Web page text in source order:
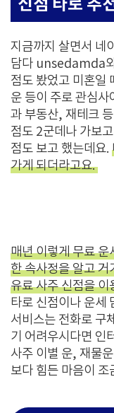
신점 타로 추
지금까지 살면서 네
담다 unsedamda
점도 봤었고 미혼일
운 등이 주로 관심
과 부동산, 재테크
점도 2군데나 가보
점도 보고 했는데요.
가게 되더라고요.
매년 이렇게 무료 운
한 속사정을 알고 거
유료 사주 신점을 이
타로 신점이나 운
서비스는 전화로 구
기 어려우시다면 인
사주 이별 운, 재물
보다 힘든 마음이 조